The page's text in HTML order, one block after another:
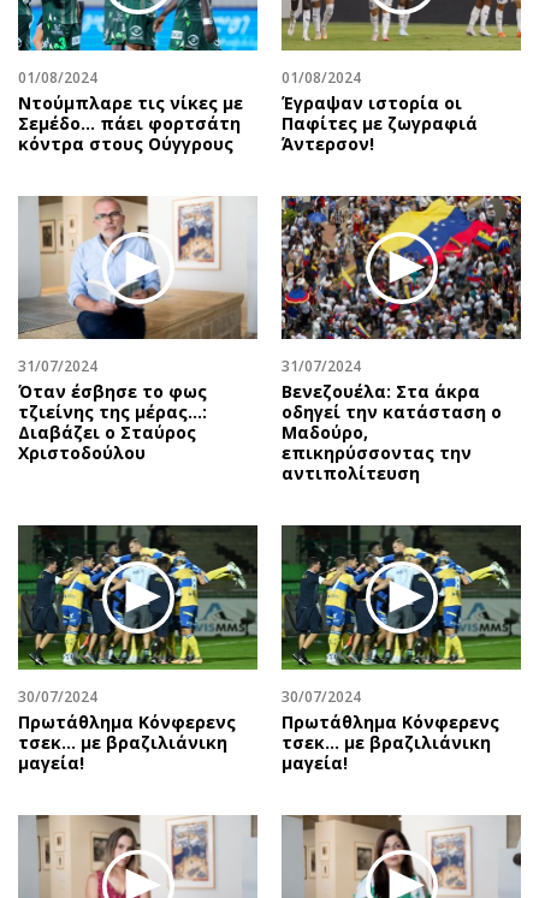
01/08/2024
Ντούμπλαρε τις νίκες με
Σεμέδο… πάει φορτσάτη
κόντρα στους Ούγγρους
01/08/2024
Έγραψαν ιστορία οι
Παφίτες με ζωγραφιά
Άντερσον!
31/07/2024
Όταν έσβησε το φως
τζιείνης της μέρας…:
Διαβάζει ο Σταύρος
Χριστοδούλου
31/07/2024
Βενεζουέλα: Στα άκρα
οδηγεί την κατάσταση ο
Μαδούρο,
επικηρύσσοντας την
αντιπολίτευση
30/07/2024
Πρωτάθλημα Κόνφερενς
τσεκ… με βραζιλιάνικη
μαγεία!
30/07/2024
Πρωτάθλημα Κόνφερενς
τσεκ… με βραζιλιάνικη
μαγεία!